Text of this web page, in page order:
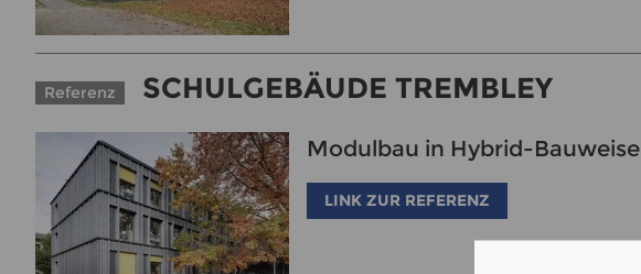
Referenz SCHULGEBÄUDE TREMBLEY
Modulbau in Hybrid-Bauweise
LINK ZUR REFERENZ